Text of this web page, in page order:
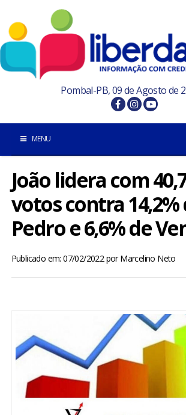
Pombal-PB, 09 de Agosto de
MENU
INÍCIO
POMBAL E REGIÃO
BRASIL
ESPORTES
ENTRETENIMENTO
João lidera com
votos contra 14,2%
Pedro e 6,6% de
Publicado em: 07/02/2022porMarcelino Neto